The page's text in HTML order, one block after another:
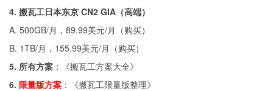
4. 搬瓦工日本东京 CN2 GIA（高端）
A. 500GB/月，89.99美元/月（购买）
B. 1TB/月，155.99美元/月（购买）
5. 所有方案 ：《搬瓦工方案大全》
6. 限量版方案 ：《搬瓦工限量版整理》